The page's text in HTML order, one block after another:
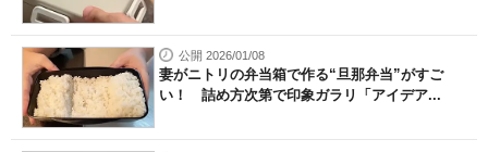
公開 2026/01/08
妻がニトリの弁当箱で作る“旦那弁当”がすご
い！ 詰め方次第で印象ガラリ「アイデア...